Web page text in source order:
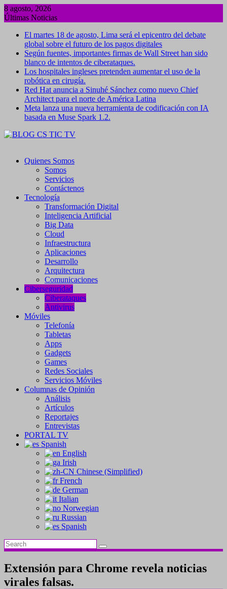
Saltar
al
8 agosto, 2026
Últimas Noticias
El martes 18 de agosto, Lima será el epicentro del debate
global sobre el futuro de los pagos digitales
Según fuentes, importantes firmas de Wall Street han sido
blanco de intentos de ciberataques.
Los hospitales ingleses pretenden aumentar el uso de la
robótica en cirugía.
Red Hat anuncia a Sinuhé Sánchez como nuevo Chief
Architect para el norte de América Latina
Meta lanza una nueva herramienta de codificación con IA
basada en Muse Spark 1.2.
Quienes Somos
Somos
Servicios
Contáctenos
Tecnología
Transformación Digital
Inteligencia Artificial
Big Data
Cloud
Infraestructura
Aplicaciones
Desarrollo
Arquitectura
Comunicaciones
Ciberseguridad
Ciberataques
Antivirus
Móviles
Telefonía
Tabletas
Apps
Gadgets
Games
Redes Sociales
Servicios Móviles
Columnas de Opinión
Análisis
Artículos
Reportajes
Entrevistas
PORTAL TV
Spanish
English
Irish
Chinese (Simplified)
French
German
Italian
Norwegian
Russian
Spanish
Extensión para Chrome revela noticias
virales falsas.